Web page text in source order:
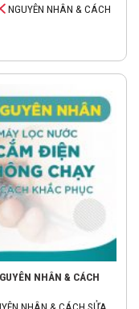
NGUYÊN NHÂN & CÁCH
NHÂN & CÁCH